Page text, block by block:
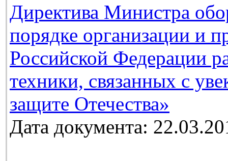
Директива Министра
порядке организации и
Российской Федерации
техники, связанных с
защите Отечества»
Дата документа: